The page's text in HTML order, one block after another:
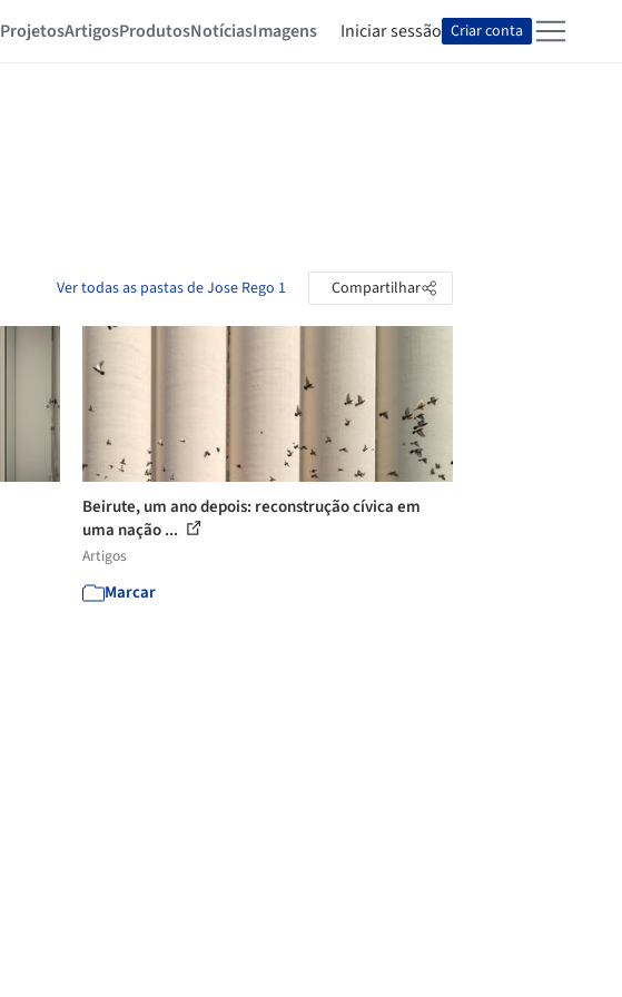
ProjetosArtigosProdutosNotíciasImagens Iniciar sessão Criar conta
Ver todas as pastas de Jose Rego 1 Compartilhar
Beirute, um ano depois: reconstrução cívica em
uma nação ...
Artigos
Marcar